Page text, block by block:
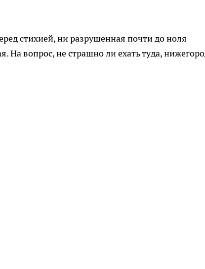
стихией, ни разрушенная почти до ноля
На вопрос, не страшно ли ехать туда,